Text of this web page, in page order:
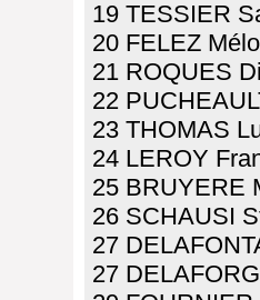
19 TESSIER
20 FELEZ
21 ROQUES
22
23 THOMAS
24 LEROY
25 BRUYERE
26 SCHAUSI
27
27